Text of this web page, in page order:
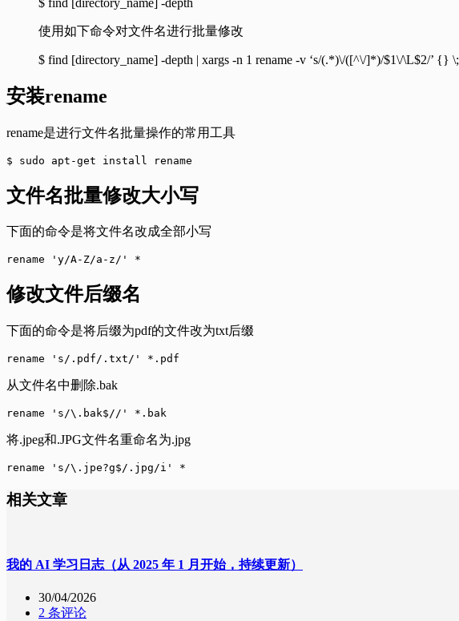
使用如下命令对文件名进行批量修改
$ find [directory_name] -depth | xargs -n 1 rename -v ‘s/(.*)\/([^\/]*)/$1\/\L$2/’ {} \;
安装rename
rename是进行文件名批量操作的常用工具
$ sudo apt-get install rename
文件名批量修改大小写
下面的命令是将文件名改成全部小写
rename 'y/A-Z/a-z/' *
修改文件后缀名
下面的命令是将后缀为pdf的文件改为txt后缀
rename 's/.pdf/.txt/' *.pdf
从文件名中删除.bak
rename 's/\.bak$//' *.bak
将.jpeg和.JPG文件名重命名为.jpg
rename 's/\.jpe?g$/.jpg/i' *
相关文章
我的 AI 学习日志（从 2025 年 1 月开始，持续更新）
30/04/2026
2 条评论